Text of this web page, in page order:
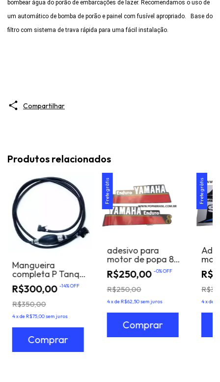
bombear água do porão de embarcações de lazer. Recomendamos o uso de
um automático de bomba de porão e painel com fusível apropriado. Base do
filtro com sistema de trava rápida para uma fácil instalação.
Compartilhar
Produtos relacionados
Mangueira
completa P Tanque
Yamaha, Hidea,
Toyama
R$300,00 -14%OFF
R$350,00
4xdeR$75,00sem juros
Frete grátis
adesivo para
motor de popa 8
hp enduro
R$250,00 -0%OFF
R$250,00
4xdeR$62,50sem juros
Frete grátis
4xde